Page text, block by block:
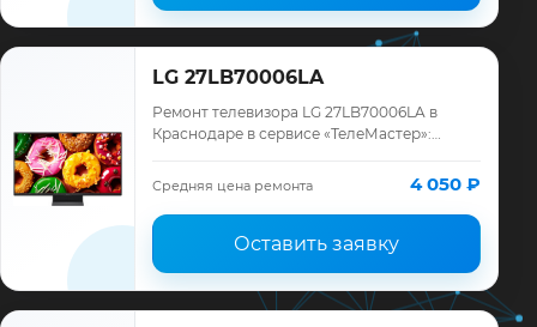
LG 27LB70006LA
Ремонт телевизора LG 27LB70006LA в
Краснодаре в сервисе «ТелеМастер»:
запчасти и гарантия до 12 месяцев.
Средняя цена ремонта 4 050 ₽
Оставить заявку